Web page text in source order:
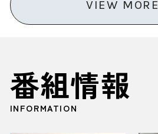
VIEW MORE
番組情報
INFORMATION